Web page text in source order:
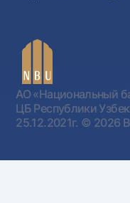
АО «Национальный
ЦБ Республики
25.12.2021г. © 2026